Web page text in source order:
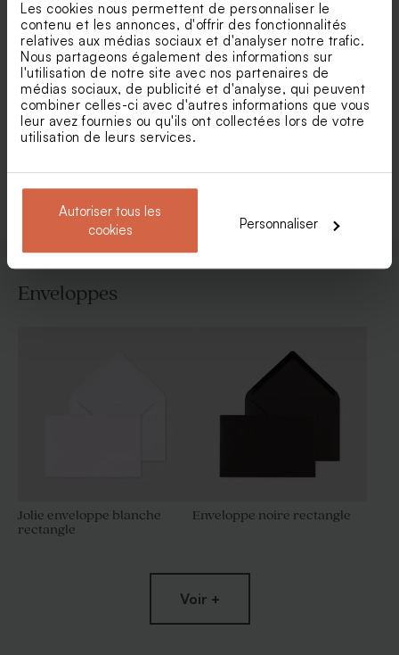
Les cookies nous permettent de personnaliser le
contenu et les annonces, d'offrir des fonctionnalités
relatives aux médias sociaux et d'analyser notre trafic.
Nous partageons également des informations sur
l'utilisation de notre site avec nos partenaires de
médias sociaux, de publicité et d'analyse, qui peuvent
combiner celles-ci avec d'autres informations que vous
leur avez fournies ou qu'ils ont collectées lors de votre
utilisation de leurs services.
Autoriser tous les
cookies
Personnaliser
Carte remerciement
mariage arche minimaliste
beige
Carte remerciement
mariage motif tampon save
the date
remerciement mariage
Enveloppes
Jolie enveloppe blanche
rectangle
Enveloppe noire rectangle
Voir +